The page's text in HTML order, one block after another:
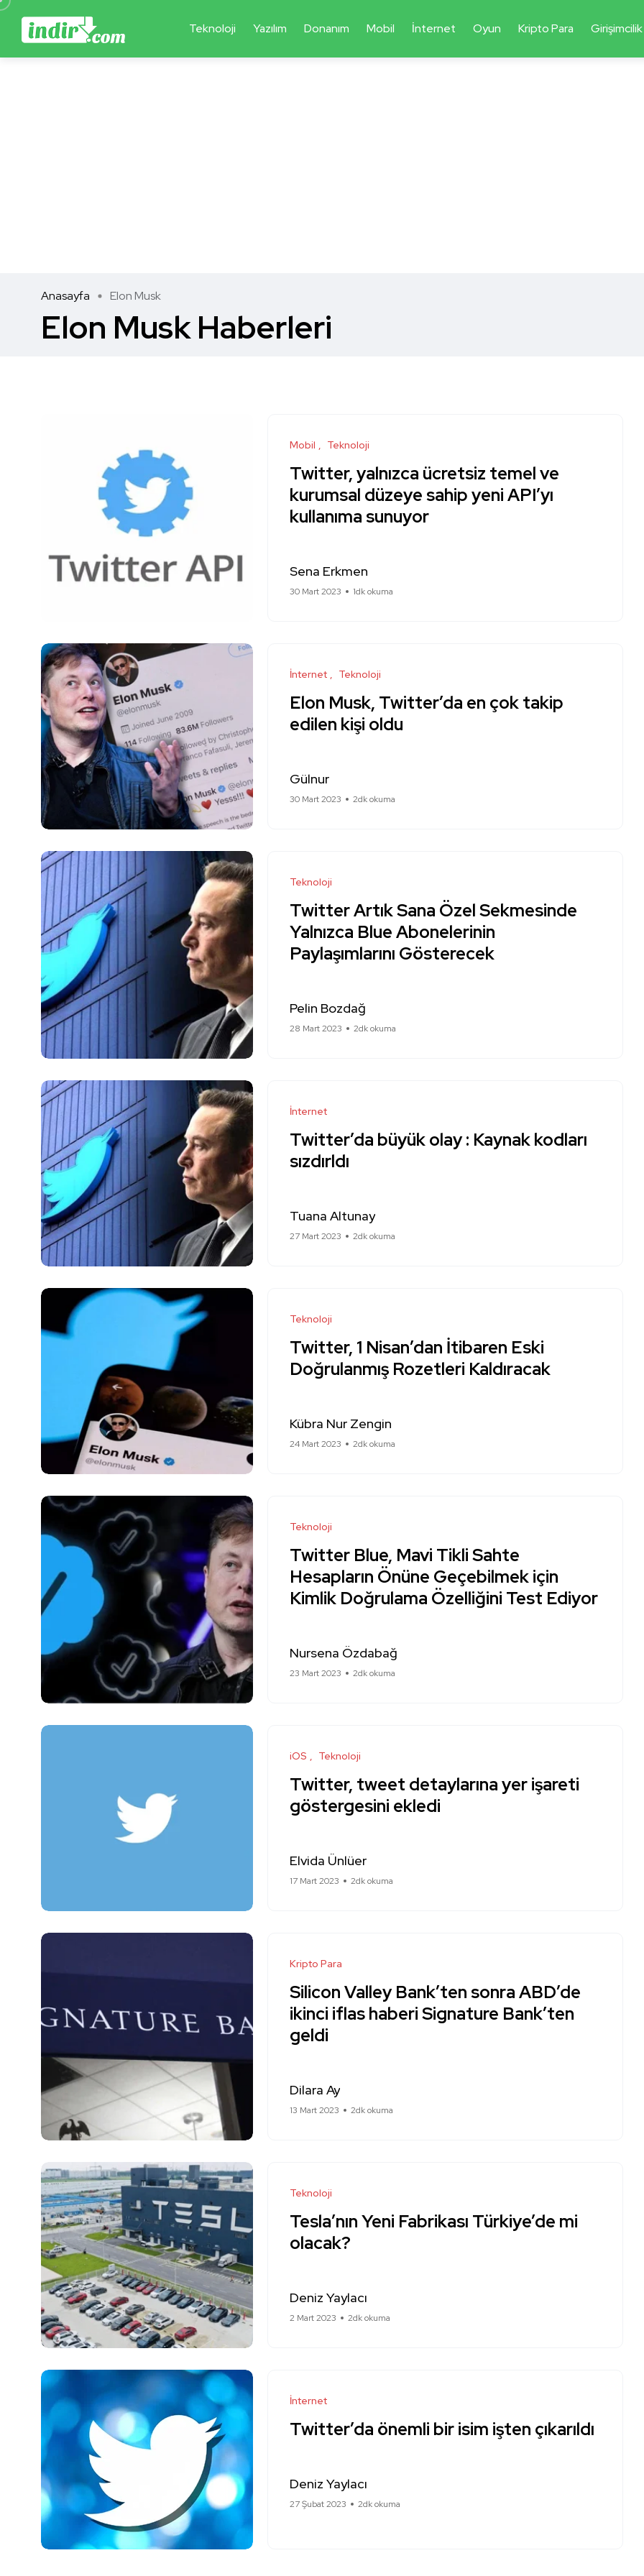
Teknoloji Yazılım Donanım Mobil İnternet Oyun Kripto Para Girişimcilik
Anasayfa Elon Musk
Elon Musk Haberleri
Mobil Teknoloji
Twitter, yalnızca ücretsiz temel ve
kurumsal düzeye sahip yeni API’yı
kullanıma sunuyor
Sena Erkmen
30 Mart 2023 1dk okuma
İnternet Teknoloji
Elon Musk, Twitter’da en çok takip
edilen kişi oldu
Gülnur
30 Mart 2023 2dk okuma
Teknoloji
Twitter Artık Sana Özel Sekmesinde
Yalnızca Blue Abonelerinin
Paylaşımlarını Gösterecek
Pelin Bozdağ
28 Mart 2023 2dk okuma
İnternet
Twitter’da büyük olay : Kaynak kodları
sızdırldı
Tuana Altunay
27 Mart 2023 2dk okuma
Teknoloji
Twitter, 1 Nisan’dan İtibaren Eski
Doğrulanmış Rozetleri Kaldıracak
Kübra Nur Zengin
24 Mart 2023 2dk okuma
Teknoloji
Twitter Blue, Mavi Tikli Sahte
Hesapların Önüne Geçebilmek için
Kimlik Doğrulama Özelliğini Test Ediyor
Nursena Özdabağ
23 Mart 2023 2dk okuma
iOS Teknoloji
Twitter, tweet detaylarına yer işareti
göstergesini ekledi
Elvida Ünlüer
17 Mart 2023 2dk okuma
Kripto Para
Silicon Valley Bank’ten sonra ABD’de
ikinci iflas haberi Signature Bank’ten
geldi
Dilara Ay
13 Mart 2023 2dk okuma
Teknoloji
Tesla’nın Yeni Fabrikası Türkiye’de mi
olacak?
Deniz Yaylacı
2 Mart 2023 2dk okuma
İnternet
Twitter’da önemli bir isim işten çıkarıldı
Deniz Yaylacı
27 Şubat 2023 2dk okuma